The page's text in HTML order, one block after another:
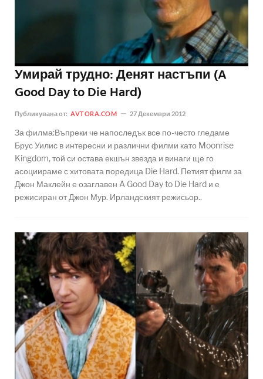
Умирай трудно: Денят настъпи (A
Good Day to Die Hard)
Публикувана от: AVTORA.COM 27 Декември 2012
За филма:Въпреки че напоследък все по-често гледаме
Брус Уилис в интересни и различни филми като Moonrise
Kingdom, той си остава екшън звезда и винаги ще го
асоциираме с хитовата поредица Die Hard. Петият филм за
Джон Маклейн е озаглавен A Good Day to Die Hard и е
режисиран от Джон Мур. Ирландският режисьор..